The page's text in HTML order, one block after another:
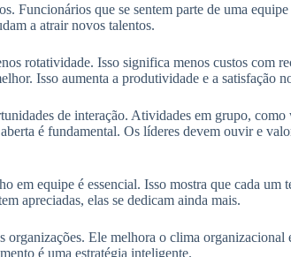
Funcionários que se sentem parte de uma
a atrair novos talentos.
rotatividade. Isso significa menos custos com
Isso aumenta a produtividade e a satisfação
de interação. Atividades em grupo, como
é fundamental. Os líderes devem ouvir e
em equipe é essencial. Isso mostra que cada um
apreciadas, elas se dedicam ainda mais.
organizações. Ele melhora o clima organizacional
é uma estratégia inteligente.